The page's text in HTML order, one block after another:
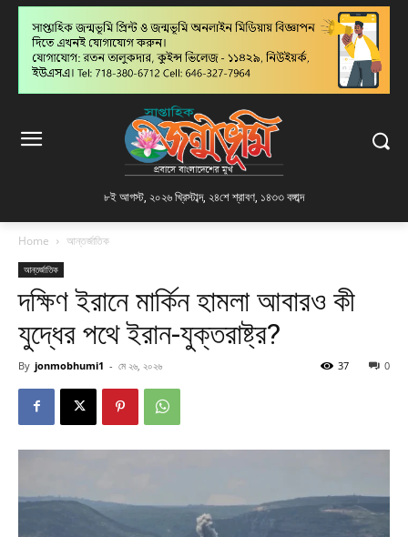
৮ই আগস্ট, ২০২৬ খ্রিস্টাব্দ, ২৪শে শ্রাবণ, ১৪৩৩ বঙ্গাব্দ
Home আন্তর্জাতিক
আন্তর্জাতিক
দক্ষিণ ইরানে মার্কিন হামলা আবারও কী
যুদ্ধের পথে ইরান-যুক্তরাষ্ট্র?
By jonmobhumi1 - মে ২৬, ২০২৬ 0
37